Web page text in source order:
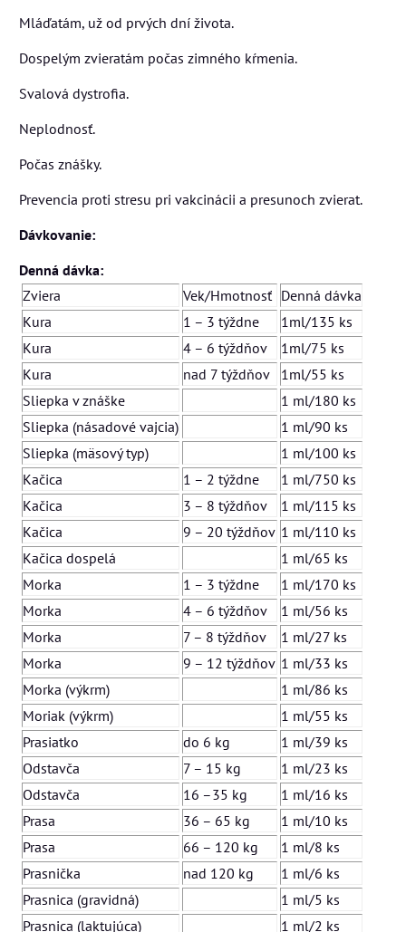
Mláďatám, už od prvých dní života.
Dospelým zvieratám počas zimného kŕmenia.
Svalová dystrofia.
Neplodnosť.
Počas znášky.
Prevencia proti stresu pri vakcinácii a presunoch zvierat.
Dávkovanie:
Denná dávka:
Zviera
Vek/Hmotnosť Denná dávka
Kura
1 – 3 týždne
1ml/135 ks
Kura
4 – 6 týždňov
1ml/75 ks
Kura
nad 7 týždňov
1ml/55 ks
Sliepka v znáške
1 ml/180 ks
Sliepka (násadové vajcia)
1 ml/90 ks
Sliepka (mäsový typ)
1 ml/100 ks
Kačica
1 – 2 týždne
1 ml/750 ks
Kačica
3 – 8 týždňov
1 ml/115 ks
Kačica
9 – 20 týždňov 1 ml/110 ks
Kačica dospelá
1 ml/65 ks
Morka
1 – 3 týždne
1 ml/170 ks
Morka
4 – 6 týždňov
1 ml/56 ks
Morka
7 – 8 týždňov
1 ml/27 ks
Morka
9 – 12 týždňov 1 ml/33 ks
Morka (výkrm)
1 ml/86 ks
Moriak (výkrm)
1 ml/55 ks
Prasiatko
do 6 kg
1 ml/39 ks
Odstavča
7 – 15 kg
1 ml/23 ks
Odstavča
16 –35 kg
1 ml/16 ks
Prasa
36 – 65 kg
1 ml/10 ks
Prasa
66 – 120 kg
1 ml/8 ks
Prasnička
nad 120 kg
1 ml/6 ks
Prasnica (gravidná)
1 ml/5 ks
Prasnica (laktujúca)
1 ml/2 ks